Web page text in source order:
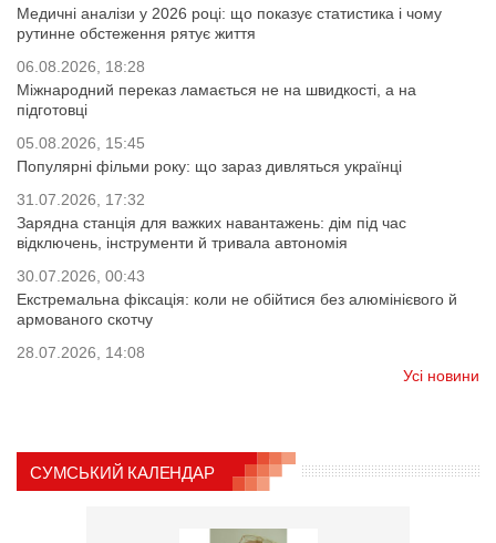
Медичні аналізи у 2026 році: що показує статистика і чому
рутинне обстеження рятує життя
06.08.2026, 18:28
Міжнародний переказ ламається не на швидкості, а на
підготовці
05.08.2026, 15:45
Популярні фільми року: що зараз дивляться українці
31.07.2026, 17:32
Зарядна станція для важких навантажень: дім під час
відключень, інструменти й тривала автономія
30.07.2026, 00:43
Екстремальна фіксація: коли не обійтися без алюмінієвого й
армованого скотчу
28.07.2026, 14:08
Усі новини
СУМСЬКИЙ КАЛЕНДАР